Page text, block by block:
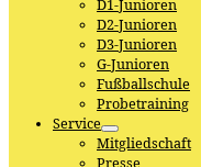
D1-Junioren
D2-Junioren
D3-Junioren
G-Junioren
Fußballschule
Probetraining
Service
Mitgliedschaft
Presse